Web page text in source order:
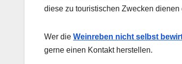
diese zu touristischen Zwecken
Wer die Weinreben nicht selbst
gerne einen Kontakt herstellen.